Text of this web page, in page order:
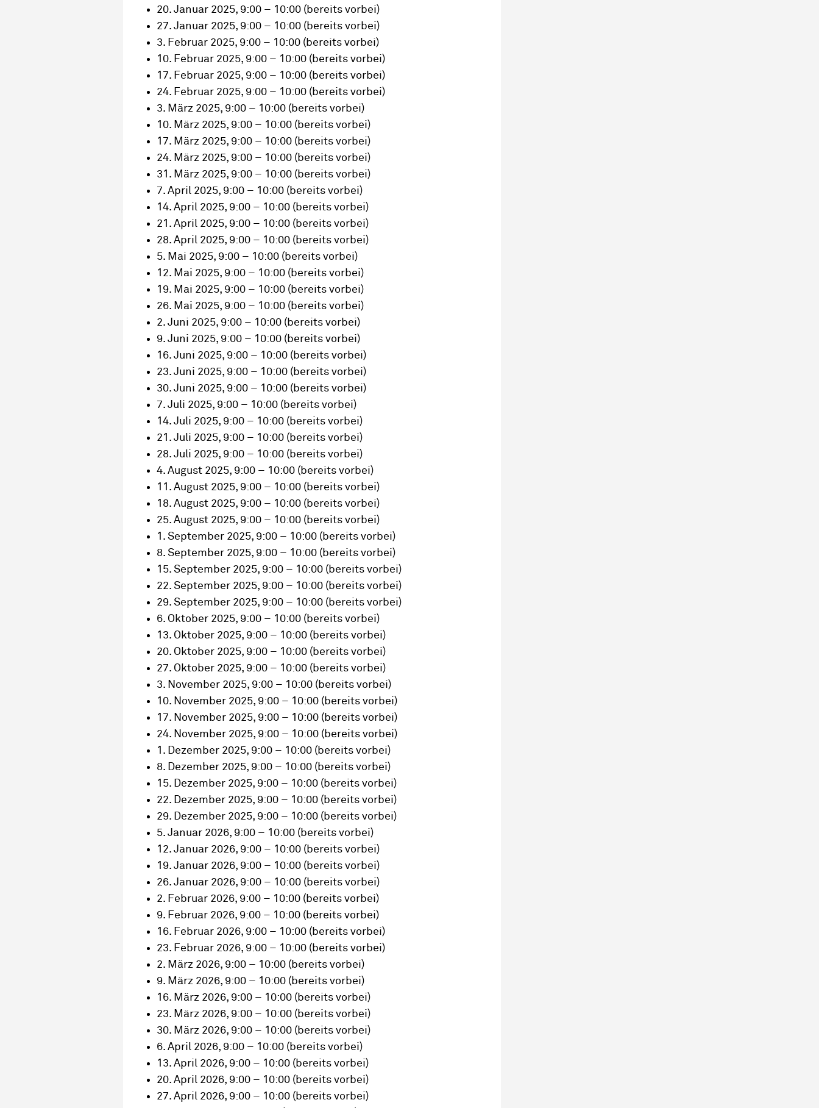
20. Januar 2025, 9:00 – 10:00 (bereits vorbei)
27. Januar 2025, 9:00 – 10:00 (bereits vorbei)
3. Februar 2025, 9:00 – 10:00 (bereits vorbei)
10. Februar 2025, 9:00 – 10:00 (bereits vorbei)
17. Februar 2025, 9:00 – 10:00 (bereits vorbei)
24. Februar 2025, 9:00 – 10:00 (bereits vorbei)
3. März 2025, 9:00 – 10:00 (bereits vorbei)
10. März 2025, 9:00 – 10:00 (bereits vorbei)
17. März 2025, 9:00 – 10:00 (bereits vorbei)
24. März 2025, 9:00 – 10:00 (bereits vorbei)
31. März 2025, 9:00 – 10:00 (bereits vorbei)
7. April 2025, 9:00 – 10:00 (bereits vorbei)
14. April 2025, 9:00 – 10:00 (bereits vorbei)
21. April 2025, 9:00 – 10:00 (bereits vorbei)
28. April 2025, 9:00 – 10:00 (bereits vorbei)
5. Mai 2025, 9:00 – 10:00 (bereits vorbei)
12. Mai 2025, 9:00 – 10:00 (bereits vorbei)
19. Mai 2025, 9:00 – 10:00 (bereits vorbei)
26. Mai 2025, 9:00 – 10:00 (bereits vorbei)
2. Juni 2025, 9:00 – 10:00 (bereits vorbei)
9. Juni 2025, 9:00 – 10:00 (bereits vorbei)
16. Juni 2025, 9:00 – 10:00 (bereits vorbei)
23. Juni 2025, 9:00 – 10:00 (bereits vorbei)
30. Juni 2025, 9:00 – 10:00 (bereits vorbei)
7. Juli 2025, 9:00 – 10:00 (bereits vorbei)
14. Juli 2025, 9:00 – 10:00 (bereits vorbei)
21. Juli 2025, 9:00 – 10:00 (bereits vorbei)
28. Juli 2025, 9:00 – 10:00 (bereits vorbei)
4. August 2025, 9:00 – 10:00 (bereits vorbei)
11. August 2025, 9:00 – 10:00 (bereits vorbei)
18. August 2025, 9:00 – 10:00 (bereits vorbei)
25. August 2025, 9:00 – 10:00 (bereits vorbei)
1. September 2025, 9:00 – 10:00 (bereits vorbei)
8. September 2025, 9:00 – 10:00 (bereits vorbei)
15. September 2025, 9:00 – 10:00 (bereits vorbei)
22. September 2025, 9:00 – 10:00 (bereits vorbei)
29. September 2025, 9:00 – 10:00 (bereits vorbei)
6. Oktober 2025, 9:00 – 10:00 (bereits vorbei)
13. Oktober 2025, 9:00 – 10:00 (bereits vorbei)
20. Oktober 2025, 9:00 – 10:00 (bereits vorbei)
27. Oktober 2025, 9:00 – 10:00 (bereits vorbei)
3. November 2025, 9:00 – 10:00 (bereits vorbei)
10. November 2025, 9:00 – 10:00 (bereits vorbei)
17. November 2025, 9:00 – 10:00 (bereits vorbei)
24. November 2025, 9:00 – 10:00 (bereits vorbei)
1. Dezember 2025, 9:00 – 10:00 (bereits vorbei)
8. Dezember 2025, 9:00 – 10:00 (bereits vorbei)
15. Dezember 2025, 9:00 – 10:00 (bereits vorbei)
22. Dezember 2025, 9:00 – 10:00 (bereits vorbei)
29. Dezember 2025, 9:00 – 10:00 (bereits vorbei)
5. Januar 2026, 9:00 – 10:00 (bereits vorbei)
12. Januar 2026, 9:00 – 10:00 (bereits vorbei)
19. Januar 2026, 9:00 – 10:00 (bereits vorbei)
26. Januar 2026, 9:00 – 10:00 (bereits vorbei)
2. Februar 2026, 9:00 – 10:00 (bereits vorbei)
9. Februar 2026, 9:00 – 10:00 (bereits vorbei)
16. Februar 2026, 9:00 – 10:00 (bereits vorbei)
23. Februar 2026, 9:00 – 10:00 (bereits vorbei)
2. März 2026, 9:00 – 10:00 (bereits vorbei)
9. März 2026, 9:00 – 10:00 (bereits vorbei)
16. März 2026, 9:00 – 10:00 (bereits vorbei)
23. März 2026, 9:00 – 10:00 (bereits vorbei)
30. März 2026, 9:00 – 10:00 (bereits vorbei)
6. April 2026, 9:00 – 10:00 (bereits vorbei)
13. April 2026, 9:00 – 10:00 (bereits vorbei)
20. April 2026, 9:00 – 10:00 (bereits vorbei)
27. April 2026, 9:00 – 10:00 (bereits vorbei)